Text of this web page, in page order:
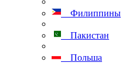
Филиппины
Пакистан
Польша